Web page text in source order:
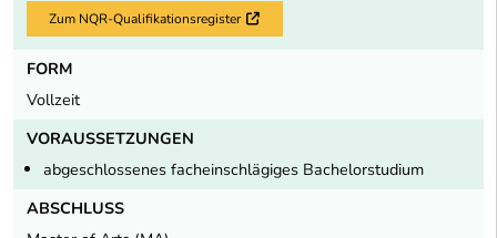
Zum NQR-Qualifikationsregister Externer Link
FORM
Vollzeit
VORAUSSETZUNGEN
abgeschlossenes facheinschlägiges Bachelorstudium
ABSCHLUSS